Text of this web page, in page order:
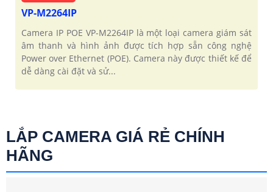
VP-M2264IP
Camera IP POE VP-M2264IP là một loại camera giám sát
âm thanh và hình ảnh được tích hợp sẵn công nghệ
Power over Ethernet (POE). Camera này được thiết kế để
dễ dàng cài đặt và sử...
LẮP CAMERA GIÁ RẺ CHÍNH
HÃNG